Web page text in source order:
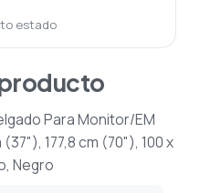
estado
Para Monitor/ЕМ
177,8 cm (70"), 100 x
Negro